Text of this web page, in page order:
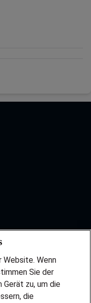
Website. Wenn
Sie der
Gerät zu, um die
die